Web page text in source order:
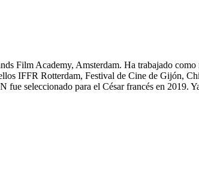
Film Academy, Amsterdam. Ha trabajado
IFFR Rotterdam, Festival de Cine de Gijón,
seleccionado para el César francés en